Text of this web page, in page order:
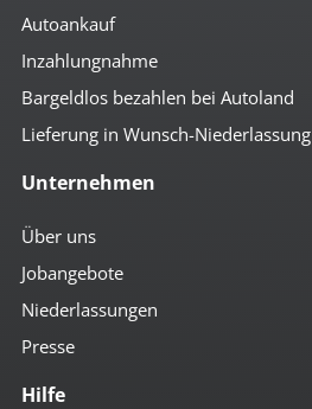
Autoankauf
Inzahlungnahme
Bargeldlos bezahlen bei Autoland
Lieferung in Wunsch-Niederlassung
Unternehmen
Über uns
Jobangebote
Niederlassungen
Presse
Hilfe